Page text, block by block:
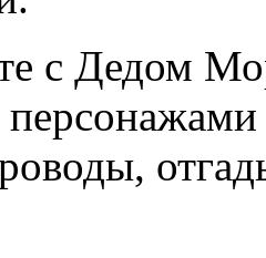
с Дедом